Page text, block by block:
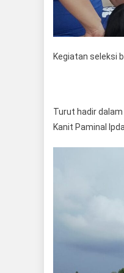
Kegiatan seleksi
Turut hadir
Kanit Paminal